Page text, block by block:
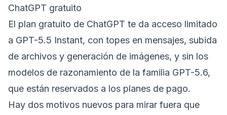
ChatGPT gratuito
El plan gratuito de ChatGPT te da acceso limitado
a GPT-5.5 Instant, con topes en mensajes, subida
de archivos y generación de imágenes, y sin los
modelos de razonamiento de la familia GPT-5.6,
que están reservados a los planes de pago.
Hay dos motivos nuevos para mirar fuera que